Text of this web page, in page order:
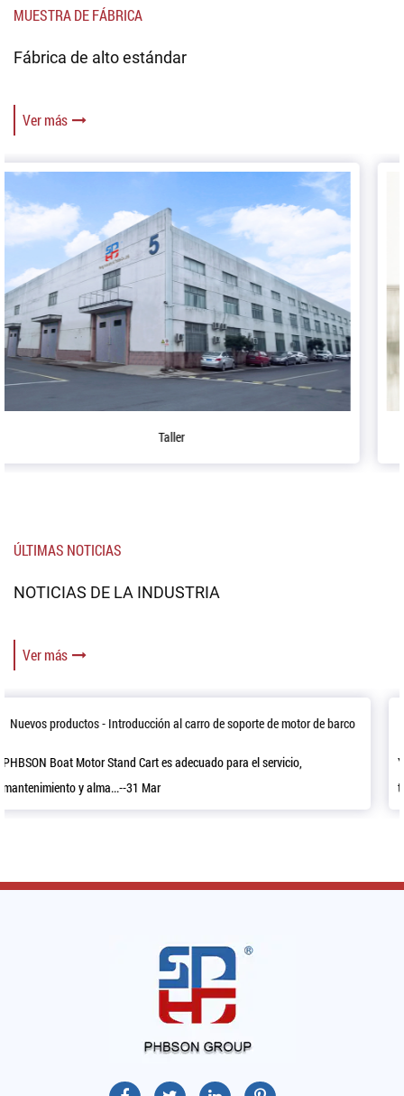
MUESTRA DE FÁBRICA
Fábrica de alto estándar
Ver más
ÚLTIMAS NOTICIAS
NOTICIAS DE LA INDUSTRIA
Ver más
de barco Cómo usar una pistola para calafatear
Ya sea que tenga un grifo que gotea o una ducha que
todos lo...--24 Mar